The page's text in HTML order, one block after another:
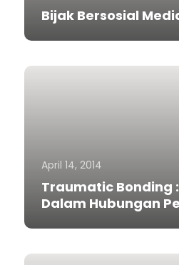
Bijak Bersosial
April 14, 2014
Traumatic Bonding
Dalam Hubungan